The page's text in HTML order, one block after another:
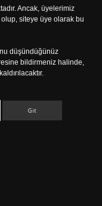
Ancak, üyelerimiz
siteye üye olarak bu
düşündüğünüz
bildirmeniz halinde,